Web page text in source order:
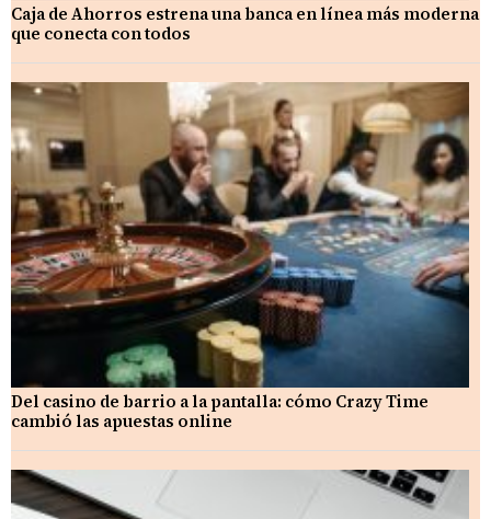
Caja de Ahorros estrena una banca en línea más moderna
que conecta con todos
Del casino de barrio a la pantalla: cómo Crazy Time
cambió las apuestas online